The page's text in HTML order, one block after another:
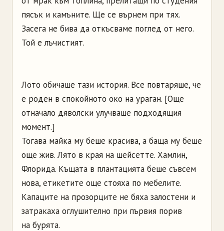
пясък и камъните. Ще се върнем при тях.
Засега не бива да откъсваме поглед от него.
Той е лъчистият.
Лото обичаше тази история. Все повтаряше, че
е роден в спокойното око на ураган. [Още
отначало дяволски улучваше подходящия
момент.]
Тогава майка му беше красива, а баща му беше
още жив. Лято в края на шейсетте. Хамлин,
Флорида. Къщата в плантацията беше съвсем
нова, етикетите още стояха по мебелите.
Капаците на прозорците не бяха залостени и
затракаха оглушително при първия порив
на бурята.